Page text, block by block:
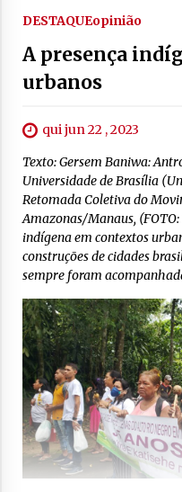
DESTAQUEopinião
A presença
urbanos
qui jun 22 , 2023
Texto: Gersem Baniwa:
Universidade de Brasília
Retomada Coletiva do
Amazonas/Manaus,
indígena em contextos
construções de cidades
sempre foram